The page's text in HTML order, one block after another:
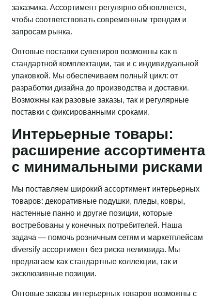
заказчика. Ассортимент регулярно обновляется,
чтобы соответствовать современным трендам и
запросам рынка.
Оптовые поставки сувениров возможны как в
стандартной комплектации, так и с индивидуальной
упаковкой. Мы обеспечиваем полный цикл: от
разработки дизайна до производства и доставки.
Возможны как разовые заказы, так и регулярные
поставки с фиксированными сроками.
Интерьерные товары:
расширение ассортимента
с минимальными рисками
Мы поставляем широкий ассортимент интерьерных
товаров: декоративные подушки, пледы, ковры,
настенные панно и другие позиции, которые
востребованы у конечных потребителей. Наша
задача — помочь розничным сетям и маркетплейсам
diversify ассортимент без риска неликвида. Мы
предлагаем как стандартные коллекции, так и
эксклюзивные позиции.
Оптовые заказы интерьерных товаров возможны с